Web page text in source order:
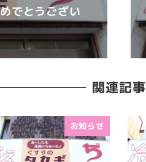
でとうござい
関連記事
お知らせ